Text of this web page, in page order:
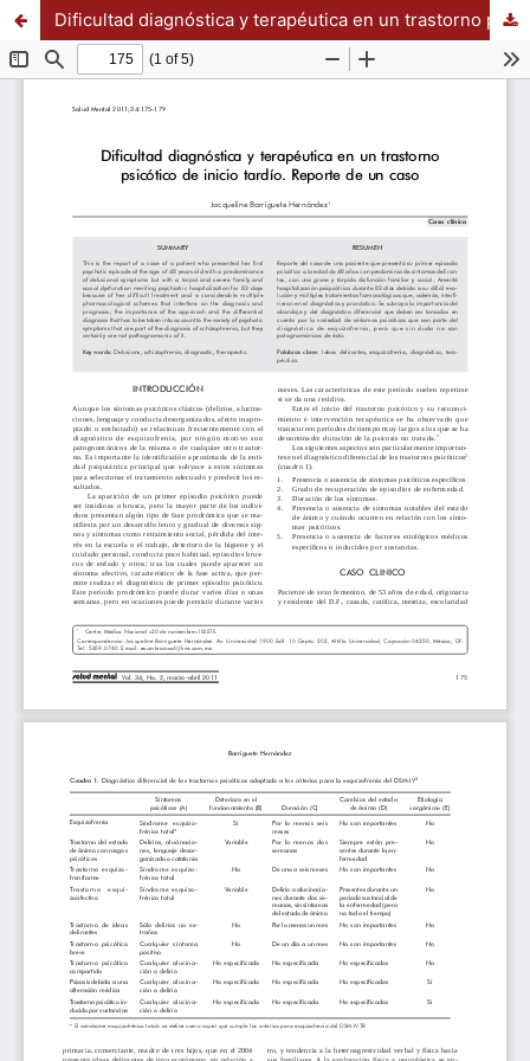
Dificultad diagnóstica y terapéutica en un trastorno psicótico de inicio tardío. Reporte de un caso